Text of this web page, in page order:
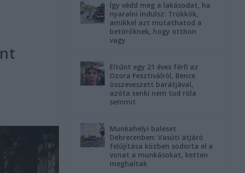
Így védd meg a lakásodat, ha
nyaralni indulsz: Trükkök,
amikkel azt mutathatod a
betörőknek, hogy otthon
vagy
Eltűnt egy 21 éves férfi az
Ozora Fesztiválról, Bence
összeveszett barátjával,
azóta senki nem tud róla
semmit
Munkahelyi baleset
Debrecenben: Vasúti átjáró
felújítása közben sodorta el a
vonat a munkásokat, ketten
meghaltak